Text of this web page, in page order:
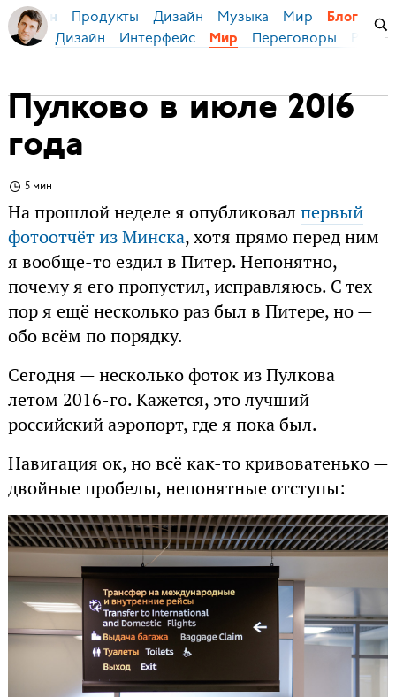
Бирман Продукты Дизайн Музыка Мир Блог
Дизайн Интерфейс Мир Переговоры
Пулково в июле 2016
года
5 мин
На прошлой неделе я опубликовал первый
фотоотчёт из Минска, хотя прямо перед ним
я вообще-то ездил в Питер. Непонятно,
почему я его пропустил, исправляюсь. С тех
пор я ещё несколько раз был в Питере, но —
обо всём по порядку.
Сегодня — несколько фоток из Пулкова
летом 2016-го. Кажется, это лучший
российский аэропорт, где я пока был.
Навигация ок, но всё как-то кривоватенько —
двойные пробелы, непонятные отступы: